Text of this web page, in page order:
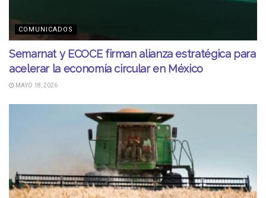
COMUNICADOS
Semarnat y ECOCE firman alianza estratégica para
acelerar la economía circular en México
MAYO 18, 2026